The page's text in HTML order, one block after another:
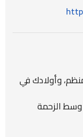
وأولادك في
الزحمة